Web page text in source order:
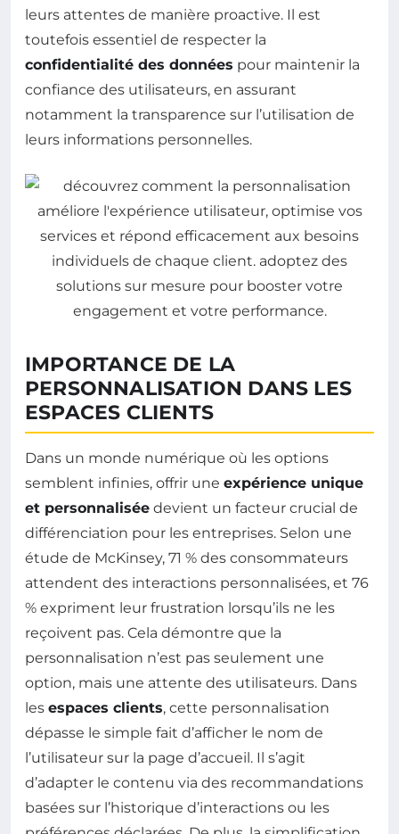
leurs attentes de manière proactive. Il est
toutefois essentiel de respecter la
confidentialité des données pour maintenir la
confiance des utilisateurs, en assurant
notamment la transparence sur l’utilisation de
leurs informations personnelles.
IMPORTANCE DE LA
PERSONNALISATION DANS LES
ESPACES CLIENTS
Dans un monde numérique où les options
semblent infinies, offrir une expérience unique
et personnalisée devient un facteur crucial de
différenciation pour les entreprises. Selon une
étude de McKinsey, 71 % des consommateurs
attendent des interactions personnalisées, et 76
% expriment leur frustration lorsqu’ils ne les
reçoivent pas. Cela démontre que la
personnalisation n’est pas seulement une
option, mais une attente des utilisateurs. Dans
les espaces clients, cette personnalisation
dépasse le simple fait d’afficher le nom de
l’utilisateur sur la page d’accueil. Il s’agit
d’adapter le contenu via des recommandations
basées sur l’historique d’interactions ou les